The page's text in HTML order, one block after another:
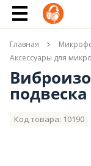
Имя
Телефон
Главная
Аксессуары для
подвеска
Код товара: 10190